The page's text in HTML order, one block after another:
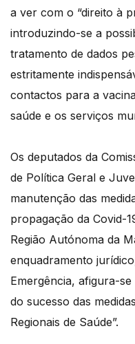
a ver com o “direito à
introduzindo-se a
tratamento de dados
estritamente
contactos para a
saúde e os serviços
Os deputados da
de Política Geral e
manutenção das
propagação da Covid-
Região Autónoma da
enquadramento
Emergência, afigura-
do sucesso das
Regionais de Saúde”.